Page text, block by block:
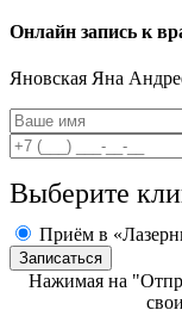
Онлайн запись к
Яновская Яна
Выберите
Приём в
Нажимая на